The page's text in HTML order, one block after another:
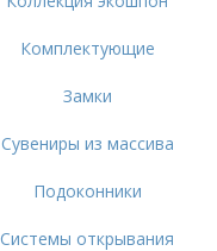
Комплектующие
Замки
Сувениры из массива
Подоконники
Системы открывания